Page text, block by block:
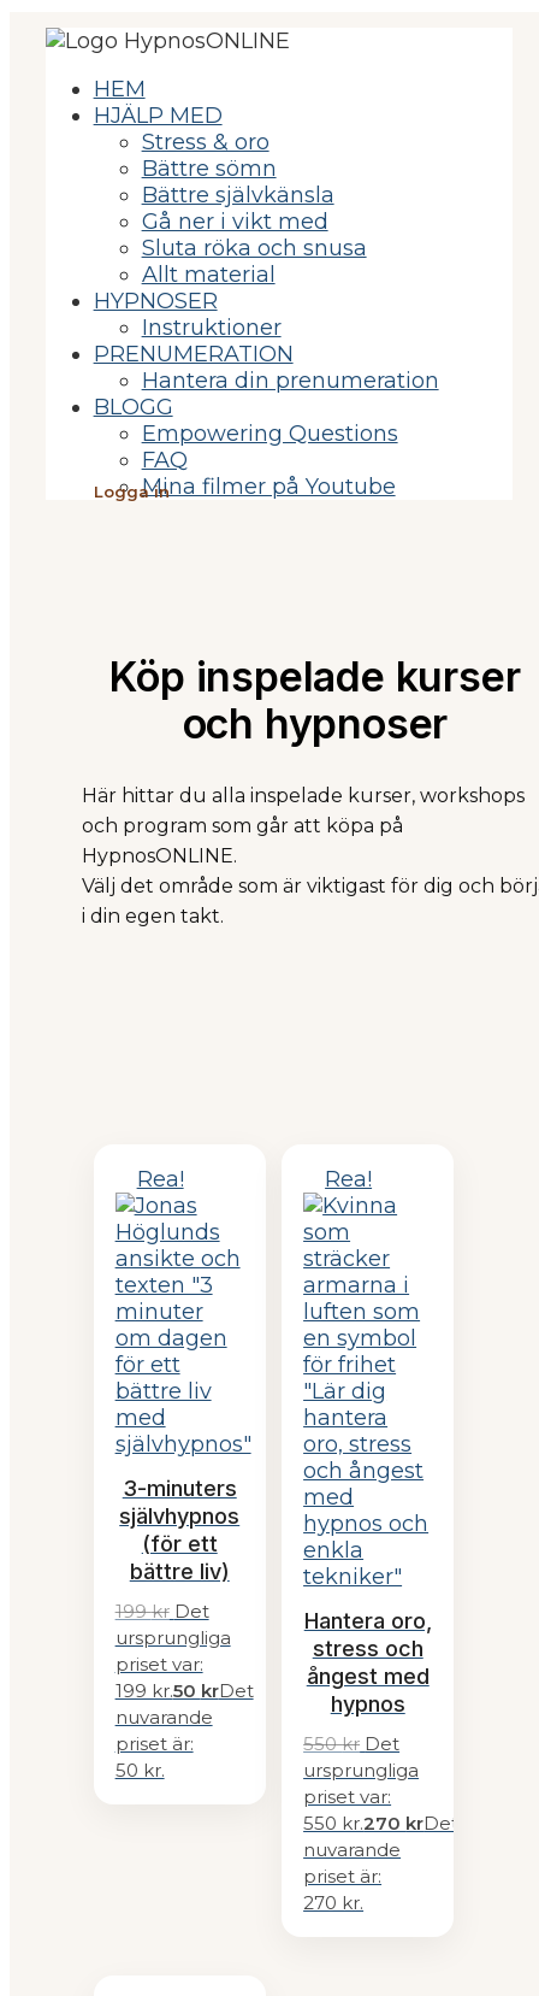
HEM
HJÄLP MED
Stress & oro
Bättre sömn
Bättre självkänsla
Gå ner i vikt med
Sluta röka och snusa
Allt material
HYPNOSER
Instruktioner
PRENUMERATION
Hantera din prenumeration
BLOGG
Empowering Questions
FAQ
Mina filmer på Youtube
Logga in
Köp inspelade kurser
och hypnoser
Här hittar du alla inspelade kurser, workshops
och program som går att köpa på
HypnosONLINE.
Välj det område som är viktigast för dig och
i din egen takt.
Rea!
3-minuters
självhypnos
(för ett
bättre liv)
199kr Det
ursprungliga
priset var:
199 kr.50 krDet
nuvarande
priset är:
50 kr.
Rea!
Hantera oro,
stress och
ångest med
hypnos
550kr Det
ursprungliga
priset var:
550 kr.270 krDet
nuvarande
priset är:
270 kr.